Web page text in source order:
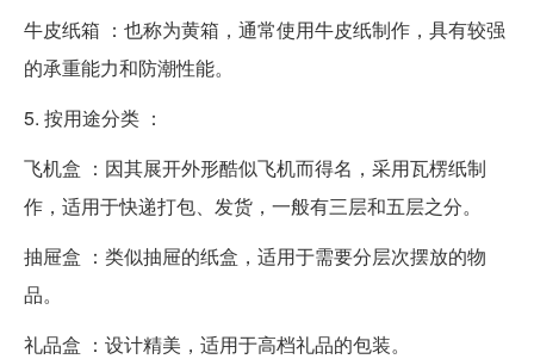
牛皮纸箱 ：也称为黄箱，通常使用牛皮纸制作，具有较强
的承重能力和防潮性能。
5. 按用途分类 ：
飞机盒 ：因其展开外形酷似飞机而得名，采用瓦楞纸制
作，适用于快递打包、发货，一般有三层和五层之分。
抽屉盒 ：类似抽屉的纸盒，适用于需要分层次摆放的物
品。
礼品盒 ：设计精美，适用于高档礼品的包装。